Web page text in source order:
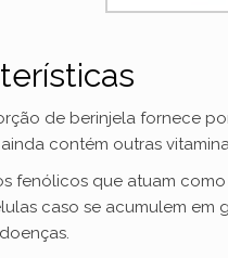
de berinjela fornece
contém outras
fenólicos que atuam
caso se acumulem